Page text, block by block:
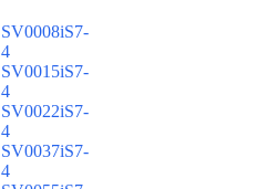
SV0008iS7-
4
SV0015iS7-
4
SV0022iS7-
4
SV0037iS7-
4